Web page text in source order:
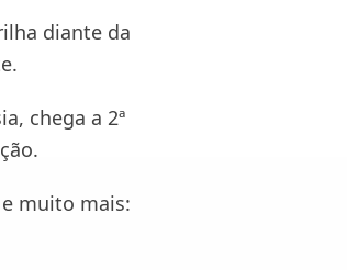
diante da
chega a 2ª
muito mais: